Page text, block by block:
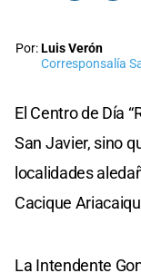
Por:Luis Verón
Corresponsalía
El Centro de Día
San Javier, sino
localidades
Cacique
La Intendente